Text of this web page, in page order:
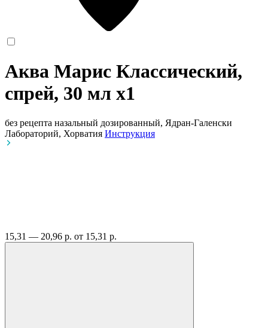
Аква Марис Классический,
спрей, 30 мл x1
без рецепта назальный дозированный, Ядран-Галенски
Лабораторий, Хорватия Инструкция
15,31 — 20,96 р. от 15,31 р.